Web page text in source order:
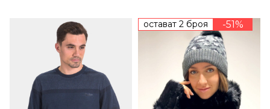
остават 2 броя -51%